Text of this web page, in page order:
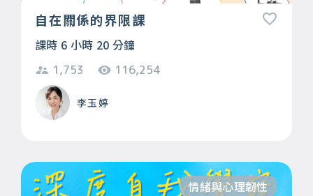
自在關係的界限課
課時 6 小時 20 分鐘
1,753 116,254
李玉婷
情緒與心理韌性